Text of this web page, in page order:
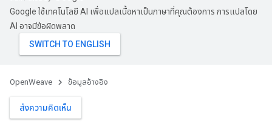
Google ใช้เทคโนโลยี AI เพื่อแปลเนื้อหาเป็นภาษาที่คุณต้องการ การแปลโดย
AI อาจมีข้อผิดพลาด
OpenWeave ข้อมูลอ้างอิง
ส่งความคิดเห็น